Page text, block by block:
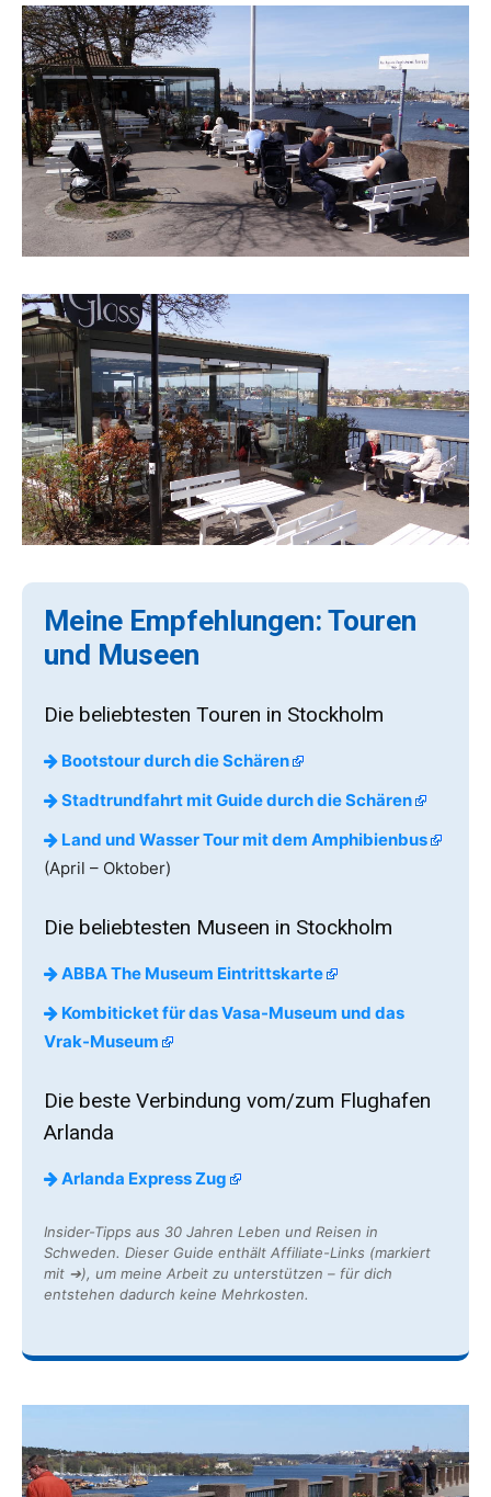
Meine Empfehlungen: Touren
und Museen
Die beliebtesten Touren in Stockholm
Bootstour durch die Schären
Stadtrundfahrt mit Guide durch die Schären
Land und Wasser Tour mit dem Amphibienbus
(April – Oktober)
Die beliebtesten Museen in Stockholm
ABBA The Museum Eintrittskarte
Kombiticket für das Vasa-Museum und das
Vrak-Museum
Die beste Verbindung vom/zum Flughafen
Arlanda
Arlanda Express Zug
Insider-Tipps aus 30 Jahren Leben und Reisen in
Schweden. Dieser Guide enthält Affiliate-Links (markiert
mit ➔), um meine Arbeit zu unterstützen – für dich
entstehen dadurch keine Mehrkosten.